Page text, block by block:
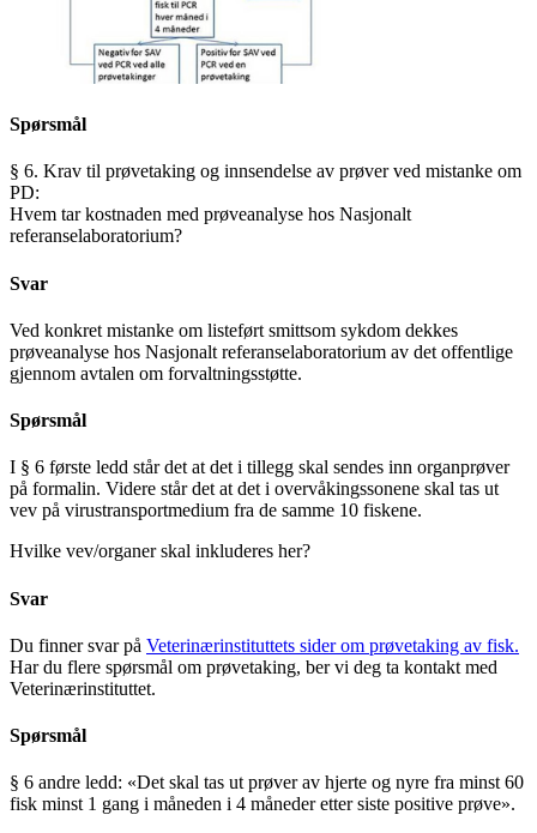
Spørsmål
§ 6. Krav til prøvetaking og innsendelse av prøver ved mistanke om
PD:
Hvem tar kostnaden med prøveanalyse hos Nasjonalt
referanselaboratorium?
Svar
Ved konkret mistanke om listeført smittsom sykdom dekkes
prøveanalyse hos Nasjonalt referanselaboratorium av det offentlige
gjennom avtalen om forvaltningsstøtte.
Spørsmål
I § 6 første ledd står det at det i tillegg skal sendes inn organprøver
på formalin. Videre står det at det i overvåkingssonene skal tas ut
vev på virustransportmedium fra de samme 10 fiskene.
Hvilke vev/organer skal inkluderes her?
Svar
Du finner svar på Veterinærinstituttets sider om prøvetaking av fisk.
Har du flere spørsmål om prøvetaking, ber vi deg ta kontakt med
Veterinærinstituttet.
Spørsmål
§ 6 andre ledd: «Det skal tas ut prøver av hjerte og nyre fra minst 60
fisk minst 1 gang i måneden i 4 måneder etter siste positive prøve».